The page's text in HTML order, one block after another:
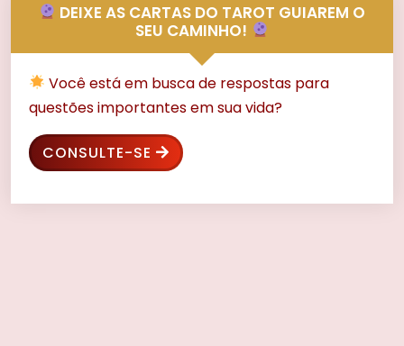
DEIXE AS CARTAS DO TAROT GUIAREM O
SEU CAMINHO!
Você está em busca de respostas para
questões importantes em sua vida?
CONSULTE-SE